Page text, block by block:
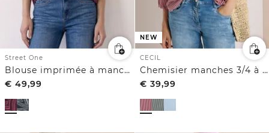
Street One
Blouse imprimée à manches courtes et col fendu
€ 49,99
NEW
CECIL
Chemisier manches 3/4 à col fendu et rayures
€ 39,99